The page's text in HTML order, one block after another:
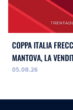
COPPA ITALIA
MANTOVA, LA
05.08.26